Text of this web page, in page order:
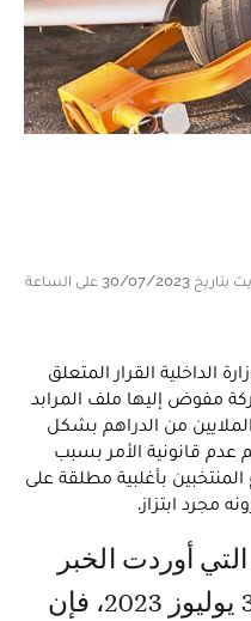
في 30/07/2023 على الساعة 20:30, تحديث بتاريخ 30/07/2023 على الساعة
الداخلية القرار المتعلق
مفوض إليها ملف المرابد
من الدراهم بشكل
قانونية الأمر بسبب
بأغلبية مطلقة على
مجرد ابتزاز.
في عددها ليوم الإثنين 31 يوليوز 2023، فإن